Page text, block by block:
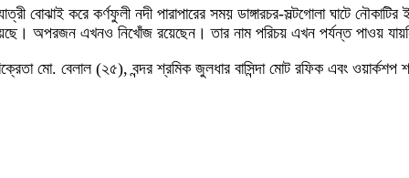
বোঝাই করে কর্ণফুলী নদী পারাপারের সময় ডাঙ্গারচর-সল্টগোলা ঘাটে
অপরজন এখনও নিখোঁজ রয়েছেন। তার নাম পরিচয় এখন পর্যন্ত পাওয়
মো. বেলাল (২৫), বন্দর শ্রমিক জুলধার বাসিন্দা মোট রফিক এবং ওয়ার্কশপ